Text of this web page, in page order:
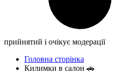
прийнятий і очікує модерації
Головна сторінка
Килимки в салон 🚗